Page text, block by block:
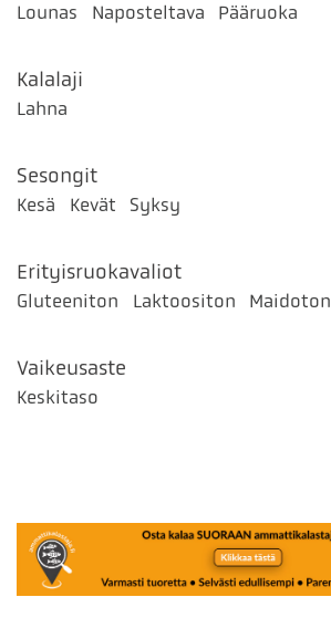
Lounas Naposteltava Pääruoka
Kalalaji
Lahna
Sesongit
Kesä Kevät Syksy
Erityisruokavaliot
Gluteeniton Laktoositon Maidoton
Vaikeusaste
Keskitaso